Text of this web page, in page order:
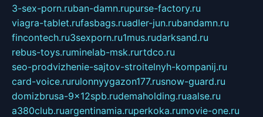
3-sex-porn.ruban-damn.rupurse-factory.ru
viagra-tablet.rufasbags.ruadler-jun.rubandamn.ru
fincontech.ru3sexporn.ru1mus.rudarksand.ru
rebus-toys.ruminelab-msk.rurtdco.ru
seo-prodvizhenie-sajtov-stroitelnyh-kompanij.ru
card-voice.rurulonnyygazon177.rusnow-guard.ru
domizbrusa-9x12spb.rudemaholding.ruaalse.ru
a380club.ruargentinamia.ruperkoka.rumovie-one.ru